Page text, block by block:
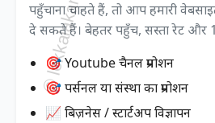
पहुँचाना चाहते हैं, तो आप हमारी
दे सकते हैं। बेहतर पहुँच, सस्ता रेट और
🎯 Youtube चैनल प्रमोशन
🎯 पर्सनल या संस्था का प्रमोशन
📈 बिज़नेस / स्टार्टअप विज्ञापन